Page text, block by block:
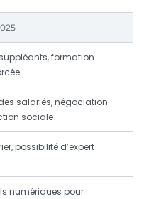
formation
salariés, négociation
sociale
possibilité d’expert
numériques pour